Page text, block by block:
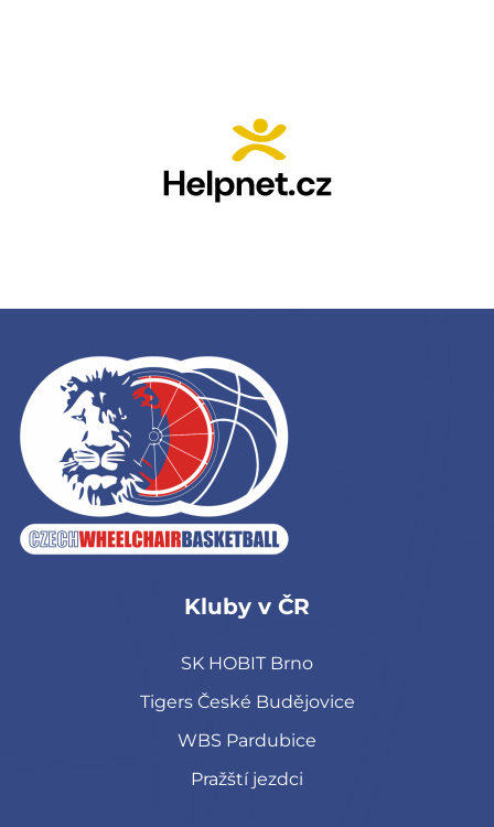
Kluby v ČR
SK HOBIT Brno
Tigers České Budějovice
WBS Pardubice
Pražští jezdci